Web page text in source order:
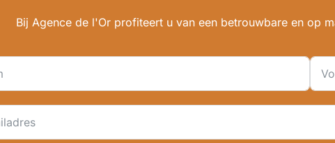
Bij Agence de l'Or profiteert u van een betrouwbare en op